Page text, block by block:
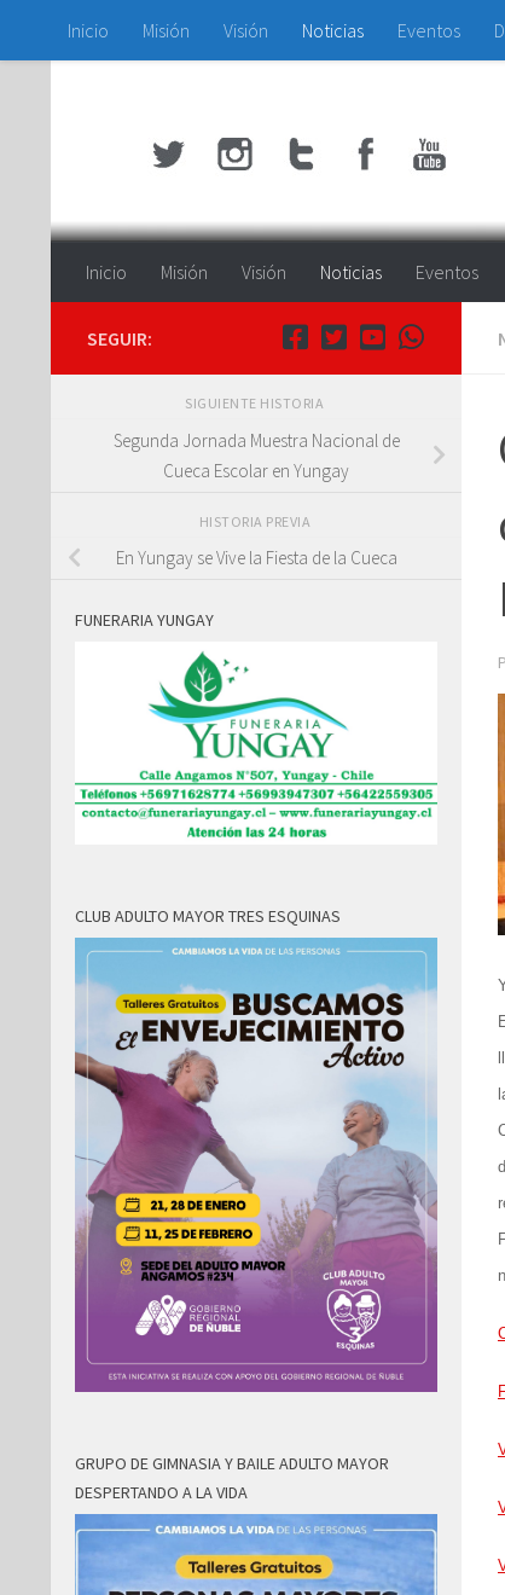
Saltar al contenido
Inicio Misión Visión Noticias Eventos
Inicio Misión Visión Noticias Eventos
SEGUIR:
SIGUIENTE HISTORIA
Segunda Jornada Muestra Nacional de
Cueca Escolar en Yungay
HISTORIA PREVIA
En Yungay se Vive la Fiesta de la Cueca
FUNERARIA YUNGAY
CLUB ADULTO MAYOR TRES ESQUINAS
GRUPO DE GIMNASIA Y BAILE ADULTO MAYOR
DESPERTANDO A LA VIDA